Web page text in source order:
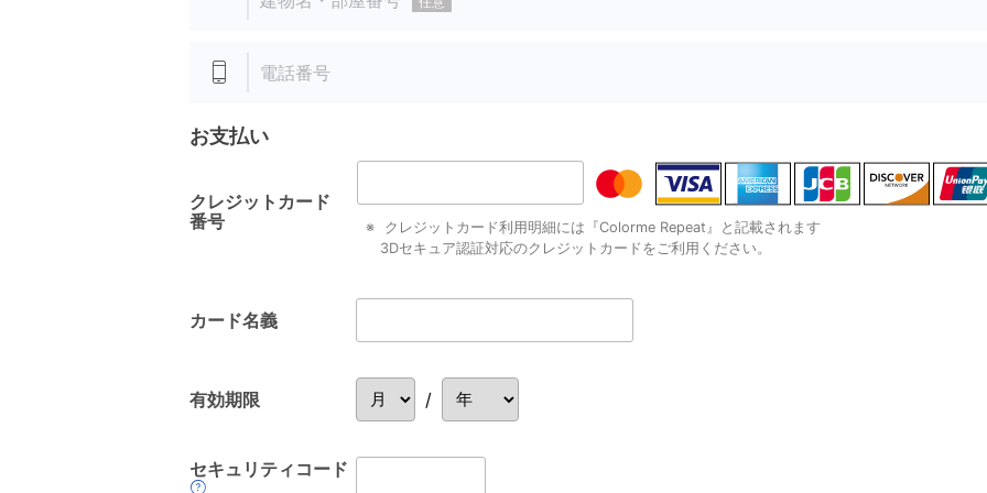
電話番号
お支払い
クレジットカード
番号
クレジットカード利用明細には『Colorme Repeat』と記載されます
3Dセキュア認証対応のクレジットカードをご利用ください。
カード名義
有効期限 /
セキュリティコード